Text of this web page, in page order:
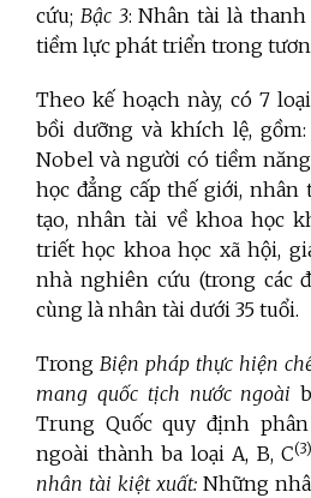
cứu; Bậc 3: Nhân tài là
tiềm lực phát triển trong
Theo kế hoạch này, có 7
bồi dưỡng và khích lệ,
Nobel và người có tiềm
học đẳng cấp thế giới, nhân
tạo, nhân tài về khoa học
triết học khoa học xã hội,
nhà nghiên cứu (trong các
cùng là nhân tài dưới 35 tuổi.
Trong Biện pháp thực hiện
mang quốc tịch nước ngoài
Trung Quốc quy định
ngoài thành ba loại A, B, C(3)
nhân tài kiệt xuất: Những